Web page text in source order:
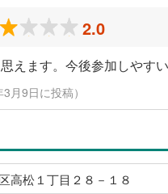
2.0
えます。今後参加しやす
月9日に投稿）
高松１丁目２８－１８